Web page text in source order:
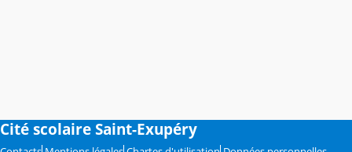
Cité scolaire Saint-Exupéry